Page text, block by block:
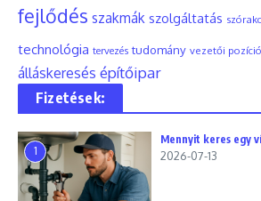
fejlődés szakmák szolgáltatás
technológia tervezés tudomány vezetői pozíció
álláskeresés építőipar
Fizetések:
1
Mennyit keres egy
2026-07-13